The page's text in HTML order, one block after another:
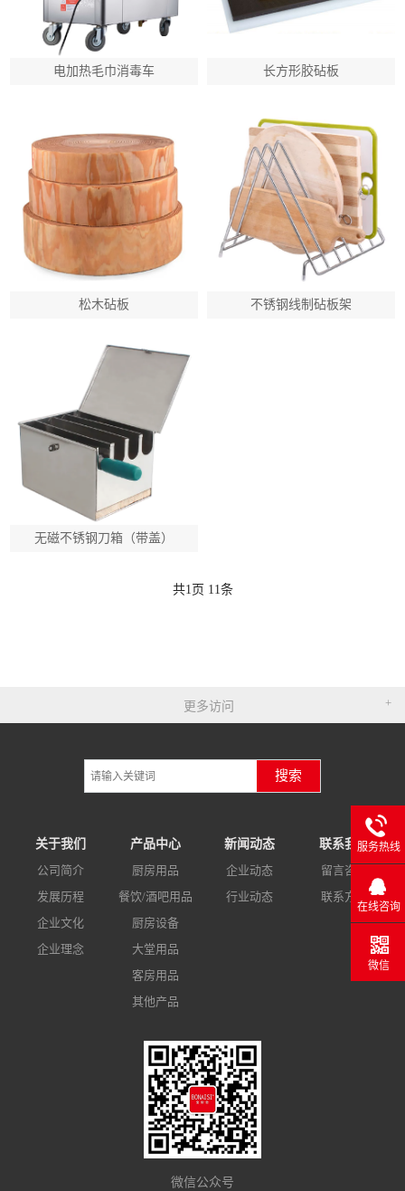
电加热毛巾消毒车 长方形胶砧板
松木砧板 不锈钢线制砧板架
无磁不锈钢刀箱（带盖）
共1 页 11 条
更多访问
搜索
关于我们
公司简介
发展历程
企业文化
企业理念
产品中心
厨房用品
餐饮/酒吧用品
厨房设备
大堂用品
客房用品
其他产品
新闻动态
企业动态
行业动态
联系我们
留言咨询
联系方式
微信公众号
服务热线
在线咨询
微信